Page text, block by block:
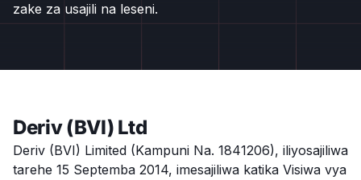
zake za usajili na leseni.
Deriv (BVI) Ltd
Deriv (BVI) Limited (Kampuni Na. 1841206), iliyosajiliwa
tarehe 15 Septemba 2014, imesajiliwa katika Visiwa vya